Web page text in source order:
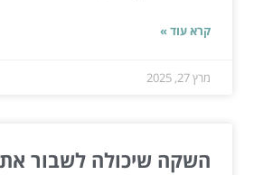
קרא עוד »
מרץ 27, 2025
השקה שיכולה לשבור